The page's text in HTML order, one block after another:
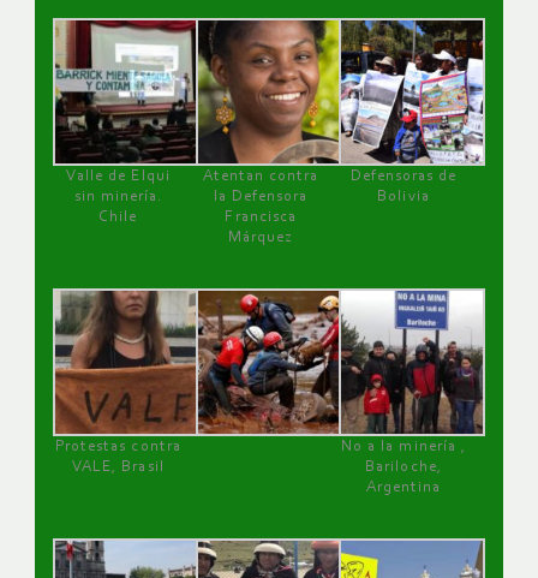
Valle de Elqui
sin minería.
Chile
Atentan contra
la Defensora
Francisca
Márquez
Defensoras de
Bolivia
Protestas contra
VALE, Brasil
No a la minería ,
Bariloche,
Argentina